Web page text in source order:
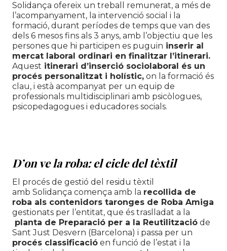
Solidança ofereix un treball remunerat, a més de
l’acompanyament, la intervenció social i la
formació, durant períodes de temps que van des
dels 6 mesos fins als 3 anys, amb l’objectiu que les
persones que hi participen es puguin inserir al
mercat laboral ordinari en finalitzar l’itinerari.
Aquest itinerari d’inserció sociolaboral és un
procés personalitzat i holístic, on la formació és
clau, i està acompanyat per un equip de
professionals multidisciplinari amb psicòlogues,
psicopedagogues i educadores socials.
D’on ve la roba: el cicle del tèxtil
El procés de gestió del residu tèxtil
amb Solidança comença amb la recollida de
roba als contenidors taronges de Roba Amiga
gestionats per l’entitat, que és traslladat a la
planta de Preparació per a la Reutilització de
Sant Just Desvern (Barcelona) i passa per un
procés classificació en funció de l’estat i la